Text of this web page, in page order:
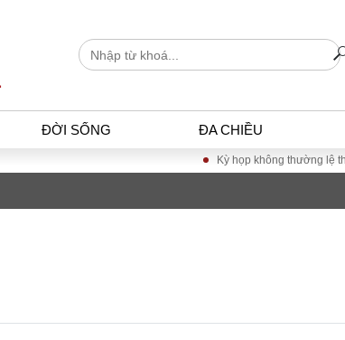
ĐỜI SỐNG ĐA CHIỀU
Giao thông – Đô thị
Kỳ họp không thường lệ thứ nhất, Quốc hội